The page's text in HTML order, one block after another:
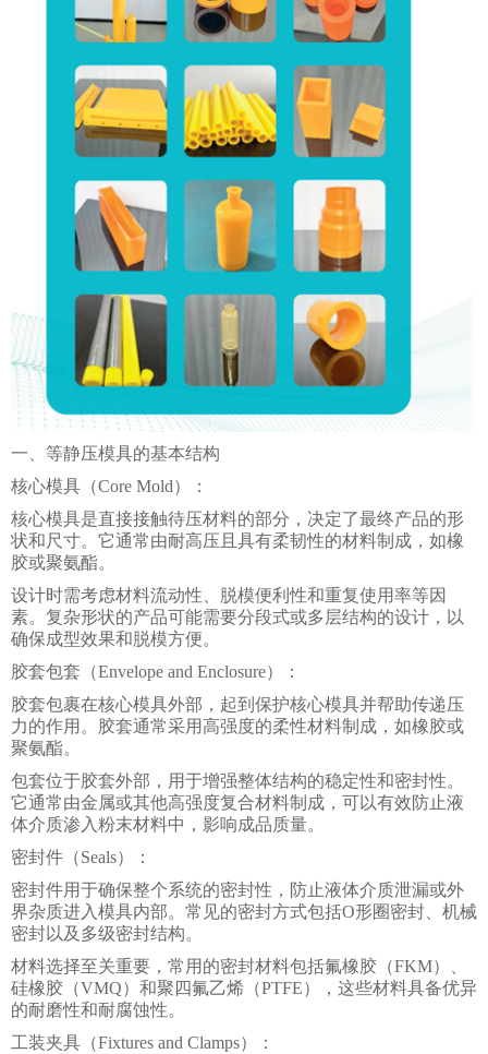
一、等静压模具的基本结构
核心模具（Core Mold）：
核心模具是直接接触待压材料的部分，决定了最终产品的形
状和尺寸。它通常由耐高压且具有柔韧性的材料制成，如橡
胶或聚氨酯。
设计时需考虑材料流动性、脱模便利性和重复使用率等因
素。复杂形状的产品可能需要分段式或多层结构的设计，以
确保成型效果和脱模方便。
胶套包套（Envelope and Enclosure）：
胶套包裹在核心模具外部，起到保护核心模具并帮助传递压
力的作用。胶套通常采用高强度的柔性材料制成，如橡胶或
聚氨酯。
包套位于胶套外部，用于增强整体结构的稳定性和密封性。
它通常由金属或其他高强度复合材料制成，可以有效防止液
体介质渗入粉末材料中，影响成品质量。
密封件（Seals）：
密封件用于确保整个系统的密封性，防止液体介质泄漏或外
界杂质进入模具内部。常见的密封方式包括O形圈密封、机械
密封以及多级密封结构。
材料选择至关重要，常用的密封材料包括氟橡胶（FKM）、
硅橡胶（VMQ）和聚四氟乙烯（PTFE），这些材料具备优异
的耐磨性和耐腐蚀性。
工装夹具（Fixtures and Clamps）：